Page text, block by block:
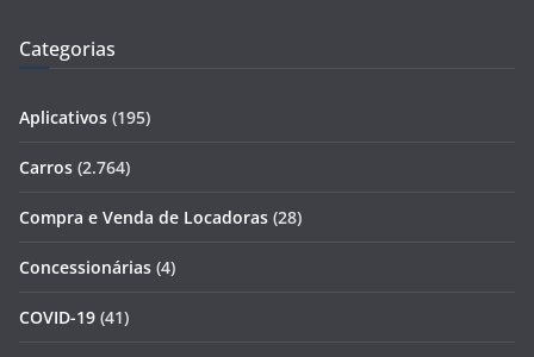
Categorias
Aplicativos (195)
Carros (2.764)
Compra e Venda de Locadoras (28)
Concessionárias (4)
COVID-19 (41)